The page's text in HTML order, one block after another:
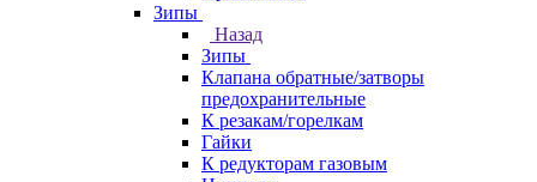
Зипы
Назад
Зипы
Клапана обратные/затворы
предохранительные
К резакам/горелкам
Гайки
К редукторам газовым